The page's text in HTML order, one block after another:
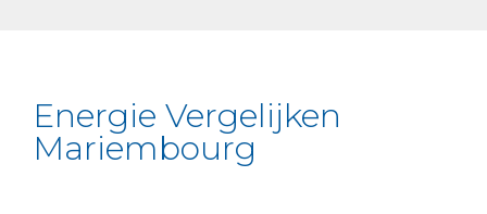
Energie Vergelijken
Mariembourg